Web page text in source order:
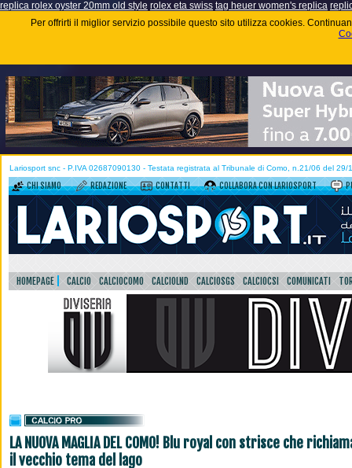
replica rolex oyster 20mm old style rolex eta swiss tag heuer women's replica
Per offrirti il miglior servizio possibile questo sito utilizza cookies.
Lariosport snc - P.IVA 02687090130 - Testata registrata al Tribunale di Como, n.21/06 del 29/
CHI SIAMO REDAZIONE CONTATTI COLLABORA CON LARIOSPORT
HOMEPAGE CALCIO CALCIOCOMO CALCIOLND CALCIOSGS CALCIOCSI COMUNICATI
LA NUOVA MAGLIA DEL COMO! Blu royal con strisce che
il vecchio tema del lago